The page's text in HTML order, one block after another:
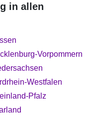
in allen
Vorpommern
Westfalen
Pfalz